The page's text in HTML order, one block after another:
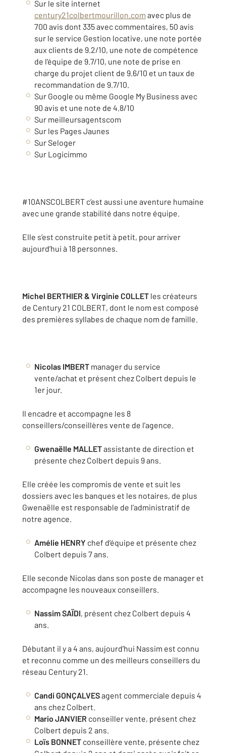
Sur le site internet
century21colbertmourillon.com avec plus de
700 avis dont 335 avec commentaires, 50 avis
sur le service Gestion locative, une note portée
aux clients de 9.2/10, une note de compétence
de l’équipe de 9.7/10, une note de prise en
charge du projet client de 9.6/10 et un taux de
recommandation de 9.7/10.
Sur Google ou même Google My Business avec
90 avis et une note de 4.8/10
Sur meilleursagentscom
Sur les Pages Jaunes
Sur Seloger
Sur Logicimmo
#10ANSCOLBERT c’est aussi une aventure humaine
avec une grande stabilité dans notre équipe.
Elle s’est construite petit à petit, pour arriver
aujourd’hui à 18 personnes.
Michel BERTHIER & Virginie COLLET les créateurs
de Century 21 COLBERT, dont le nom est composé
des premières syllabes de chaque nom de famille.
Nicolas IMBERT manager du service
vente/achat et présent chez Colbert depuis le
1er jour.
Il encadre et accompagne les 8
conseillers/conseillères vente de l’agence.
Gwenaëlle MALLETassistante de direction et
présente chez Colbert depuis 9 ans.
Elle créée les compromis de vente et suit les
dossiers avec les banques et les notaires, de plus
Gwenaëlle est responsable de l’administratif de
notre agence.
Amélie HENRY chef d’équipe et présente chez
Colbert depuis 7 ans.
Elle seconde Nicolas dans son poste de manager et
accompagne les nouveaux conseillers.
Nassim SAÏDI, présent chez Colbert depuis 4
ans.
Débutant il y a 4 ans, aujourd’hui Nassim est connu
et reconnu comme un des meilleurs conseillers du
réseau Century 21.
Candi GONÇALVESagent commerciale depuis 4
ans chez Colbert.
Mario JANVIER conseiller vente, présent chez
Colbert depuis 2 ans.
Loïs BONNET conseillère vente, présente chez